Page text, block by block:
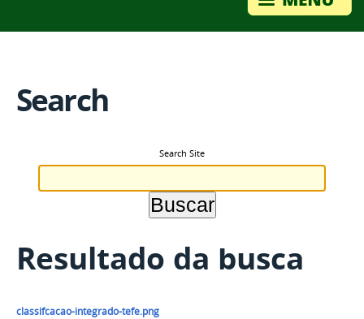
Search
Search Site
Resultado da busca
classifcacao-integrado-tefe.png